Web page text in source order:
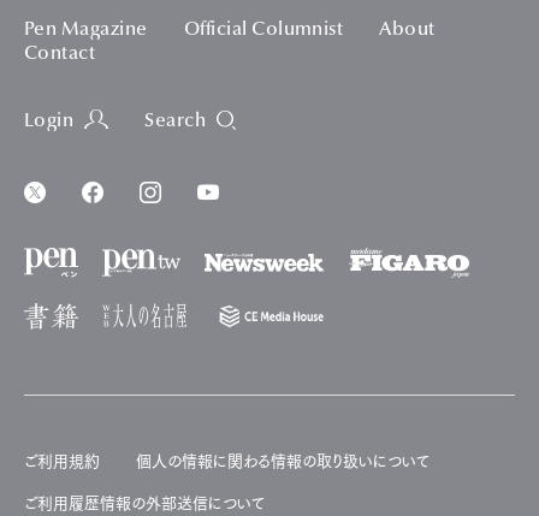
Pen Magazine Official Columnist
About
Contact
Login Search
ご利用規約 個人の情報に関わる情報の取り扱いについて
ご利用履歴情報の外部送信について